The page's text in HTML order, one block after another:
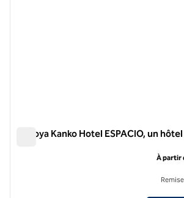
Nagoya Kanko Hotel ESPACIO, un
À partir